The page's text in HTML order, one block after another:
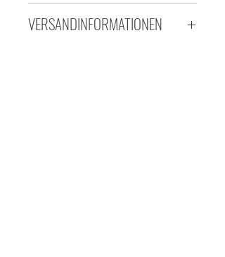
pflanzlich gegerbtem Leder aus
VERSANDINFORMATIONEN